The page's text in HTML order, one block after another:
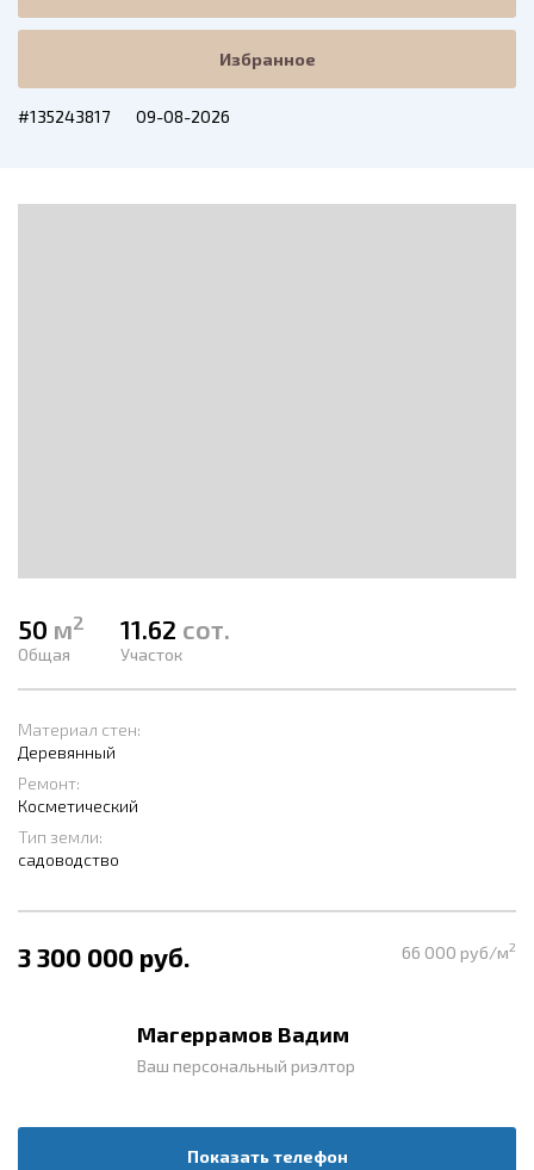
Избранное
#135243817 09-08-2026
50 м2
Общая
11.62 сот.
Участок
Материал стен:
Деревянный
Ремонт:
Косметический
Тип земли:
садоводство
3 300 000 руб. 66 000 руб/м2
Магеррамов Вадим
Ваш персональный риэлтор
Показать телефон